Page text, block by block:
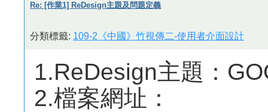
Re: [作業1] ReDesign主題及問題定義
分類標籤: 109-2《中國》竹視傳二-使用者介面設計
1.ReDesign主題：
2.檔案網址：